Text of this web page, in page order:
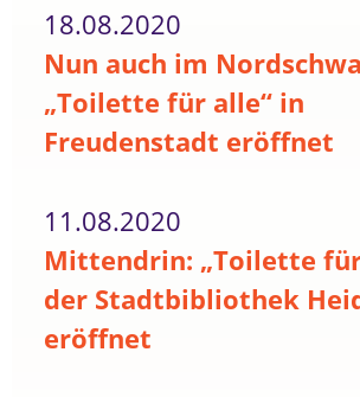
18.08.2020
Nun auch im
„Toilette für alle“ in
Freudenstadt eröffnet
11.08.2020
Mittendrin: „Toilette
der Stadtbibliothek
eröffnet